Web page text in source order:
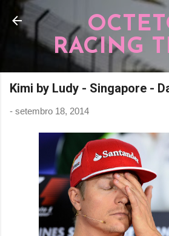
Pular para o conteúdo
RACING
Kimi by Ludy - Singapore -
- setembro 18, 2014